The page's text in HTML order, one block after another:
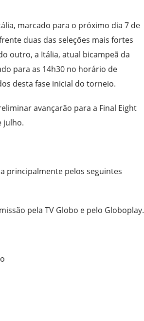
marcado para o próximo dia 7 de
duas das seleções mais fortes
outro, a Itália, atual bicampeã da
para as 14h30 no horário de
desta fase inicial do torneio.
avançarão para a Final Eight
julho.
principalmente pelos seguintes
pela TV Globo e pelo Globoplay.